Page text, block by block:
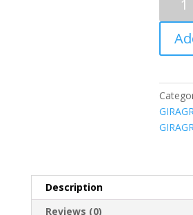
INOX-
GCZ
Description
Reviews (0)